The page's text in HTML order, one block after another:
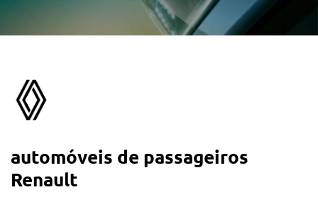
automóveis de passageiros
Renault